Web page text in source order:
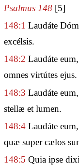
Psalmus 148 [5]
148:1 Laudáte
excélsis.
148:2 Laudáte
omnes virtútes ejus.
148:3 Laudáte
stellæ et lumen.
148:4 Laudáte
quæ super cælos
148:5 Quia ipse